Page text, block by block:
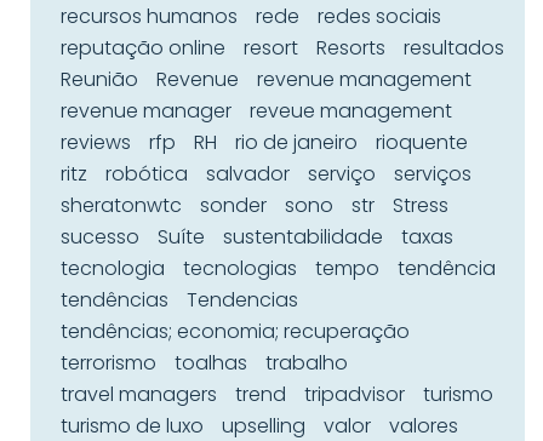
recursos humanos
rede
redes sociais
reputação online
resort Resorts
resultados
Reunião
Revenue
revenue management
revenue manager
reveue management
reviews
rfp RH rio de janeiro
rioquente
ritz
robótica salvador serviço
serviços
sheratonwtc
sonder sono str
Stress
sucesso
Suíte sustentabilidade
taxas
tecnologia
tecnologias tempo
tendência
tendências
Tendencias
tendências; economia; recuperação
terrorismo
toalhas
trabalho
travel managers
trend tripadvisor
turismo
turismo de luxo
upselling valor
valores